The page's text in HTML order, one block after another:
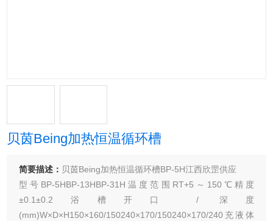
贝茵Being加热恒温循环槽
简要描述： 贝茵Being加热恒温循环槽BP-5H江西欣罡供应
型号BP-5HBP-13HBP-31H温度范围RT+5～150℃精度
±0.1±0.2浴槽开口 / 深度
(mm)W×D×H150×160/150240×170/150240×170/240充液体